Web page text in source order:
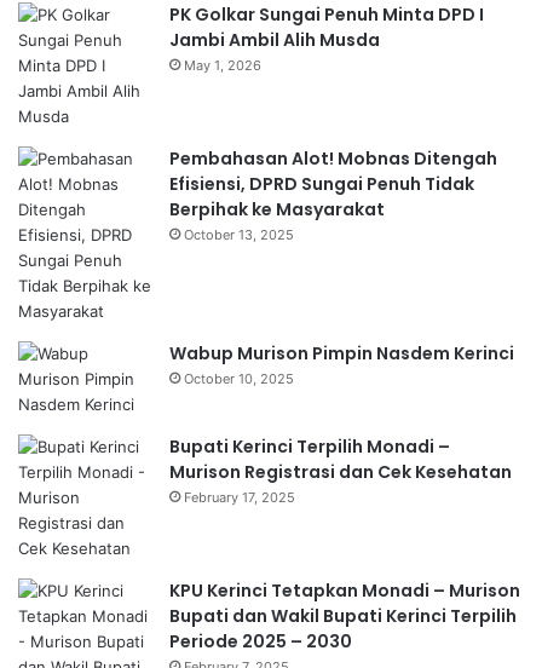
PK Golkar Sungai Penuh Minta DPD I
Jambi Ambil Alih Musda
May 1, 2026
Pembahasan Alot! Mobnas Ditengah
Efisiensi, DPRD Sungai Penuh Tidak
Berpihak ke Masyarakat
October 13, 2025
Wabup Murison Pimpin Nasdem Kerinci
October 10, 2025
Bupati Kerinci Terpilih Monadi –
Murison Registrasi dan Cek Kesehatan
February 17, 2025
KPU Kerinci Tetapkan Monadi – Murison
Bupati dan Wakil Bupati Kerinci Terpilih
Periode 2025 – 2030